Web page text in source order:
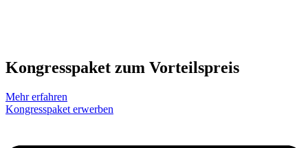
Kongresspaket zum Vorteilspreis
Mehr erfahren
Kongresspaket erwerben